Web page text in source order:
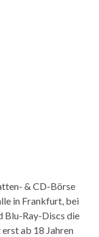
& CD-Börse
in Frankfurt, bei
Blu-Ray-Discs die
ab 18 Jahren